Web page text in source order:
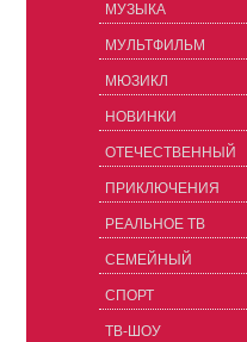
МУЗЫКА
МУЛЬТФИЛЬМ
МЮЗИКЛ
НОВИНКИ
ОТЕЧЕСТВЕННЫЙ
ПРИКЛЮЧЕНИЯ
РЕАЛЬНОЕ ТВ
СЕМЕЙНЫЙ
СПОРТ
ТВ-ШОУ